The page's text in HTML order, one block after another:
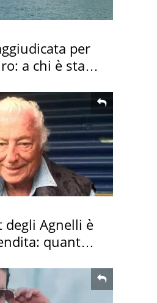
per
a chi è stata
degli Agnelli è
quanto